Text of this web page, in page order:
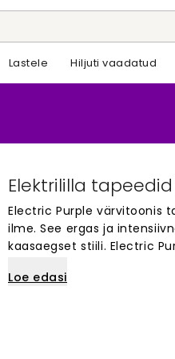
Lastele Hiljuti vaadatud
Elektrililla
Electric Purple värvitoonis
ilme. See ergas ja
kaasaegset stiili. Electric
pakuvad silmapaistvat
Loe edasi